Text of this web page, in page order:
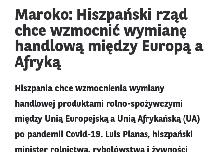
Maroko: Hiszpański rząd
chce wzmocnić wymianę
handlową między Europą a
Afryką
Hiszpania chce wzmocnienia wymiany
handlowej produktami rolno-spożywczymi
między Unią Europejską a Unią Afrykańską (UA)
po pandemii Covid-19. Luis Planas, hiszpański
minister rolnictwa, rybołówstwa i żywności